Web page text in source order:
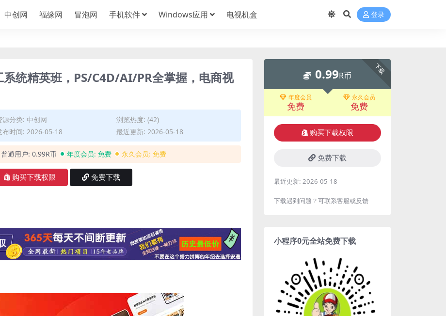
中创网 福缘网 冒泡网 手机软件 Windows应用 电视机盒 登录
系统精英班，PS/C4D/AI/PR全掌握，电商视
源分类: 中创网
浏览热度: (42)
布时间: 2026-05-18
最近更新: 2026-05-18
普通用户: 0.99R币 年度会员: 免费 永久会员: 免费
购买下载权限 免费下载
下载
0.99R币
年度会员
免费
永久会员
免费
购买下载权限
免费下载
最近更新: 2026-05-18
下载遇到问题？可联系客服或反馈
小程序0元全站免费下载